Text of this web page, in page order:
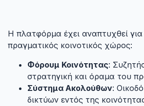
Η πλατφόρμα έχει αναπτυχθεί για
πραγματικός κοινοτικός χώρος:
Φόρουμ Κοινότητας:
στρατηγική και όραμα του
Σύστημα Ακολούθων:
δικτύων εντός της